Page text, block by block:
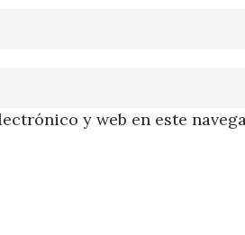
y web en este